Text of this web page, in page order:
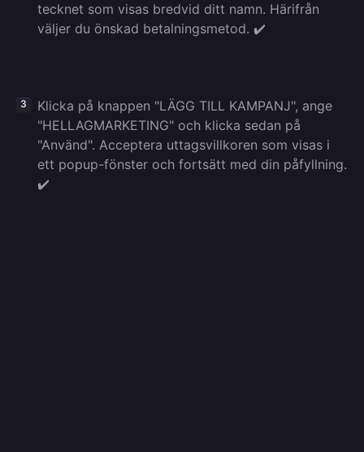
tecknet som visas bredvid ditt namn. Härifrån
väljer du önskad betalningsmetod. ✔️
Klicka på knappen "LÄGG TILL KAMPANJ", ange
"HELLAGMARKETING" och klicka sedan på
"Använd". Acceptera uttagsvillkoren som visas i
ett popup-fönster och fortsätt med din påfyllning.
✔️